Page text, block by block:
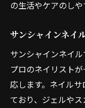
の生活やケアのしや
サンシャインネイ
サンシャインネイ
プロのネイリスト
応します。ネイル
ており、ジェルや